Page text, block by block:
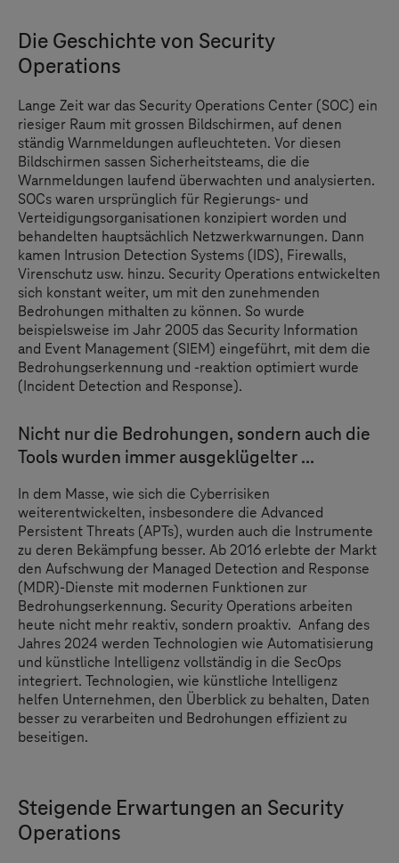
Die Geschichte von Security
Operations
Lange Zeit war das Security Operations Center (SOC) ein
riesiger Raum mit grossen Bildschirmen, auf denen
ständig Warnmeldungen aufleuchteten. Vor diesen
Bildschirmen sassen Sicherheitsteams, die die
Warnmeldungen laufend überwachten und analysierten.
SOCs waren ursprünglich für Regierungs- und
Verteidigungsorganisationen konzipiert worden und
behandelten hauptsächlich Netzwerkwarnungen. Dann
kamen Intrusion Detection Systems (IDS), Firewalls,
Virenschutz usw. hinzu. Security Operations entwickelten
sich konstant weiter, um mit den zunehmenden
Bedrohungen mithalten zu können. So wurde
beispielsweise im Jahr 2005 das Security Information
and Event Management (SIEM) eingeführt, mit dem die
Bedrohungserkennung und -reaktion optimiert wurde
(Incident Detection and Response).
Nicht nur die Bedrohungen, sondern auch die
Tools wurden immer ausgeklügelter ...
In dem Masse, wie sich die Cyberrisiken
weiterentwickelten, insbesondere die Advanced
Persistent Threats (APTs), wurden auch die Instrumente
zu deren Bekämpfung besser. Ab 2016 erlebte der Markt
den Aufschwung der Managed Detection and Response
(MDR)-Dienste mit modernen Funktionen zur
Bedrohungserkennung. Security Operations arbeiten
heute nicht mehr reaktiv, sondern proaktiv. Anfang des
Jahres 2024 werden Technologien wie Automatisierung
und künstliche Intelligenz vollständig in die SecOps
integriert. Technologien, wie künstliche Intelligenz
helfen Unternehmen, den Überblick zu behalten, Daten
besser zu verarbeiten und Bedrohungen effizient zu
beseitigen.
Steigende Erwartungen an Security
Operations